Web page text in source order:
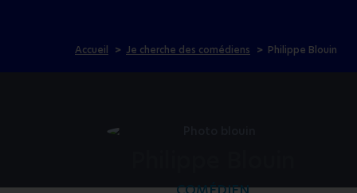
Accueil Je cherche des comédiens Philippe Blouin